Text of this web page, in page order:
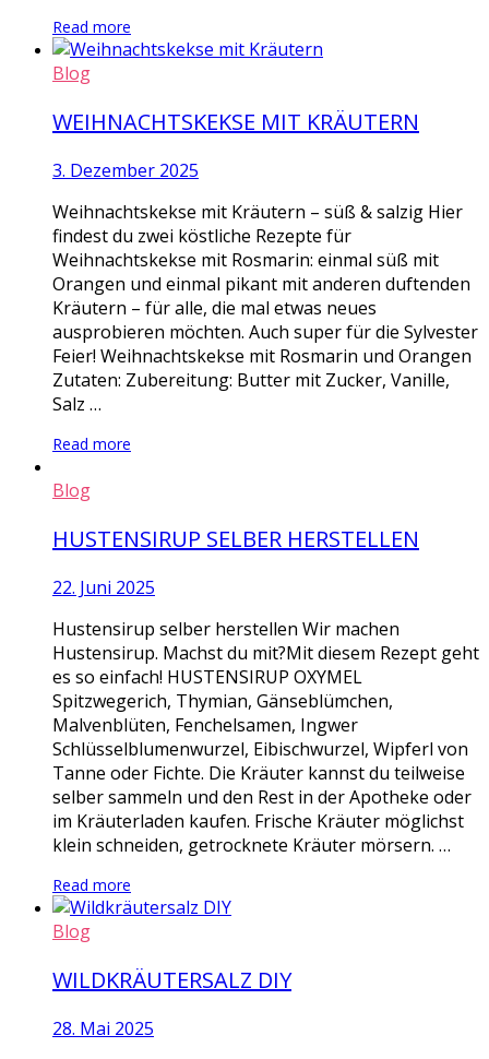
Read more
Blog
WEIHNACHTSKEKSE MIT KRÄUTERN
3. Dezember 2025
Weihnachtskekse mit Kräutern – süß & salzig Hier
findest du zwei köstliche Rezepte für
Weihnachtskekse mit Rosmarin: einmal süß mit
Orangen und einmal pikant mit anderen duftenden
Kräutern – für alle, die mal etwas neues
ausprobieren möchten. Auch super für die Sylvester
Feier! Weihnachtskekse mit Rosmarin und Orangen
Zutaten: Zubereitung: Butter mit Zucker, Vanille,
Salz …
Read more
Blog
HUSTENSIRUP SELBER HERSTELLEN
22. Juni 2025
Hustensirup selber herstellen Wir machen
Hustensirup. Machst du mit?Mit diesem Rezept geht
es so einfach! HUSTENSIRUP OXYMEL
Spitzwegerich, Thymian, Gänseblümchen,
Malvenblüten, Fenchelsamen, Ingwer
Schlüsselblumenwurzel, Eibischwurzel, Wipferl von
Tanne oder Fichte. Die Kräuter kannst du teilweise
selber sammeln und den Rest in der Apotheke oder
im Kräuterladen kaufen. Frische Kräuter möglichst
klein schneiden, getrocknete Kräuter mörsern. …
Read more
Blog
WILDKRÄUTERSALZ DIY
28. Mai 2025